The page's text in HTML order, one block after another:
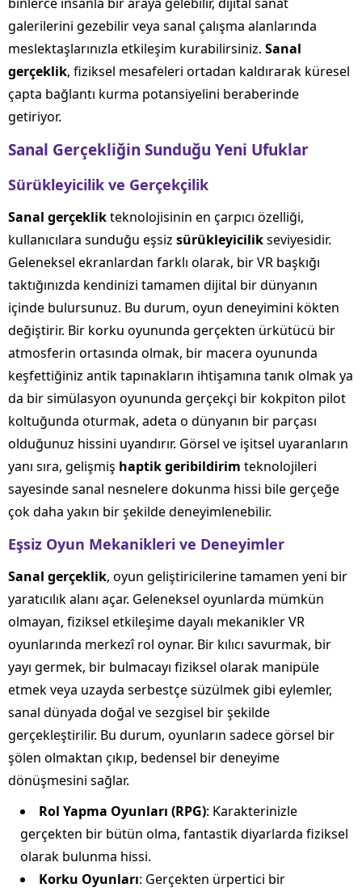
galerilerini gezebilir veya sanal çalışma alanlarında
meslektaşlarınızla etkileşim kurabilirsiniz. Sanal
gerçeklik, fiziksel mesafeleri ortadan kaldırarak küresel
çapta bağlantı kurma potansiyelini beraberinde
getiriyor.
Sanal Gerçekliğin Sunduğu Yeni Ufuklar
Sürükleyicilik ve Gerçekçilik
Sanal gerçeklikteknolojisinin en çarpıcı özelliği,
kullanıcılara sunduğu eşsiz sürükleyicilikseviyesidir.
Geleneksel ekranlardan farklı olarak, bir VR başkığı
taktığınızda kendinizi tamamen dijital bir dünyanın
içinde bulursunuz. Bu durum, oyun deneyimini kökten
değiştirir. Bir korku oyununda gerçekten ürkütücü bir
atmosferin ortasında olmak, bir macera oyununda
keşfettiğiniz antik tapınakların ihtişamına tanık olmak ya
da bir simülasyon oyununda gerçekçi bir kokpiton pilot
koltuğunda oturmak, adeta o dünyanın bir parçası
olduğunuz hissini uyandırır. Görsel ve işitsel uyaranların
yanı sıra, gelişmiş haptik geribildirim teknolojileri
sayesinde sanal nesnelere dokunma hissi bile gerçeğe
çok daha yakın bir şekilde deneyimlenebilir.
Eşsiz Oyun Mekanikleri ve Deneyimler
Sanal gerçeklik, oyun geliştiricilerine tamamen yeni bir
yaratıcılık alanı açar. Geleneksel oyunlarda mümkün
olmayan, fiziksel etkileşime dayalı mekanikler VR
oyunlarında merkezî rol oynar. Bir kılıcı savurmak, bir
yayı germek, bir bulmacayı fiziksel olarak manipüle
etmek veya uzayda serbestçe süzülmek gibi eylemler,
sanal dünyada doğal ve sezgisel bir şekilde
gerçekleştirilir. Bu durum, oyunların sadece görsel bir
şölen olmaktan çıkıp, bedensel bir deneyime
dönüşmesini sağlar.
Rol Yapma Oyunları (RPG): Karakterinizle
gerçekten bir bütün olma, fantastik diyarlarda fiziksel
olarak bulunma hissi.
Korku Oyunları: Gerçekten ürpertici bir